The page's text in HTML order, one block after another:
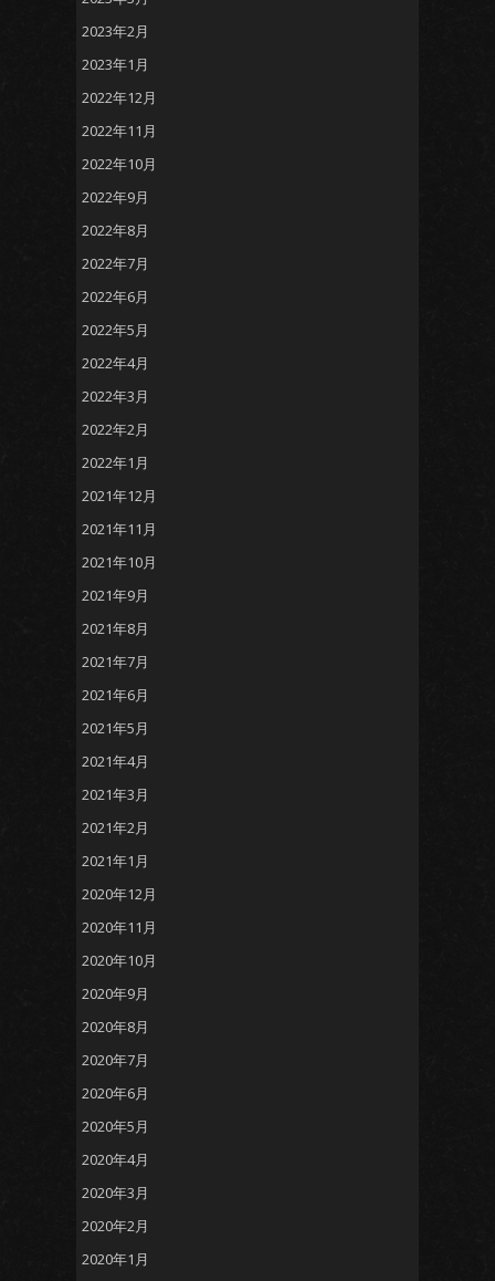
2023年2月
2023年1月
2022年12月
2022年11月
2022年10月
2022年9月
2022年8月
2022年7月
2022年6月
2022年5月
2022年4月
2022年3月
2022年2月
2022年1月
2021年12月
2021年11月
2021年10月
2021年9月
2021年8月
2021年7月
2021年6月
2021年5月
2021年4月
2021年3月
2021年2月
2021年1月
2020年12月
2020年11月
2020年10月
2020年9月
2020年8月
2020年7月
2020年6月
2020年5月
2020年4月
2020年3月
2020年2月
2020年1月